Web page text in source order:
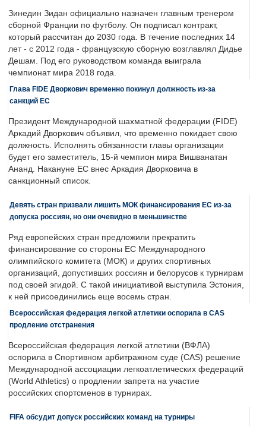
Зинедин Зидан официально назначен главным тренером
сборной Франции по футболу. Он подписал контракт,
который рассчитан до 2030 года. В течение последних 14
лет - с 2012 года - французскую сборную возглавлял Дидье
Дешам. Под его руководством команда выиграла
чемпионат мира 2018 года.
Глава FIDE Дворкович временно покинул должность из-за
санкций ЕС
Президент Международной шахматной федерации (FIDE)
Аркадий Дворкович объявил, что временно покидает свою
должность. Исполнять обязанности главы организации
будет его заместитель, 15-й чемпион мира Вишванатан
Ананд. Накануне ЕС внес Аркадия Дворковича в
санкционный список.
Девять стран призвали лишить МОК финансирования ЕС из-за
допуска россиян, но они очевидно в меньшинстве
Ряд европейских стран предложили прекратить
финансирование со стороны ЕС Международного
олимпийского комитета (МОК) и других спортивных
организаций, допустивших россиян и белорусов к турнирам
под своей эгидой. С такой инициативой выступила Эстония,
к ней присоединились еще восемь стран.
Всероссийская федерация легкой атлетики оспорила в CAS
продление отстранения
Всероссийская федерация легкой атлетики (ВФЛА)
оспорила в Спортивном арбитражном суде (CAS) решение
Международной ассоциации легкоатлетических федераций
(World Athletics) о продлении запрета на участие
российских спортсменов в турнирах.
FIFA обсудит допуск российских команд на турниры